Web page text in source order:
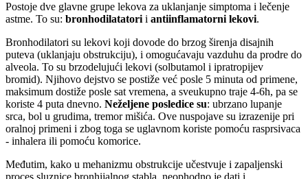
Postoje dve glavne grupe lekova za uklanjanje simptoma i lečenje
astme. To su: bronhodilatatori i antiinflamatorni lekovi.
Bronhodilatori su lekovi koji dovode do brzog širenja disajnih
puteva (uklanjaju obstrukciju), i omogućavaju vazduhu da prodre do
alveola. To su brzodelujući lekovi (solbutamol i ipratropijev
bromid). Njihovo dejstvo se postiže već posle 5 minuta od primene,
maksimum dostiže posle sat vremena, a sveukupno traje 4-6h, pa se
koriste 4 puta dnevno. Neželjene posledice su: ubrzano lupanje
srca, bol u grudima, tremor mišića. Ove nuspojave su izrazenije pri
oralnoj primeni i zbog toga se uglavnom koriste pomoću rasprsivaca
- inhalera ili pomoću komorice.
Međutim, kako u mehanizmu obstrukcije učestvuje i zapaljenski